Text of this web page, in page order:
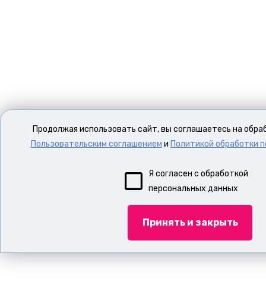
Продолжая использовать сайт, вы соглашаетесь на
Пользовательским соглашением и Политикой обработки
Я согласен с обработкой
персональных данных
Принять и закрыть